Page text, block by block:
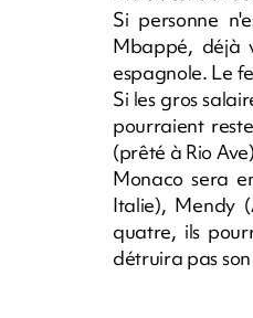
Si personne
Mbappé, déjà
espagnole. Le
Si les gros
pourraient
(prêté à Rio
Monaco sera
Italie), Mendy
quatre, ils
détruira pas